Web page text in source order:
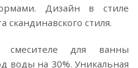
Дизайн в стиле
скандинавского стиля.
смесителе для ванны
воды на 30%. Уникальная